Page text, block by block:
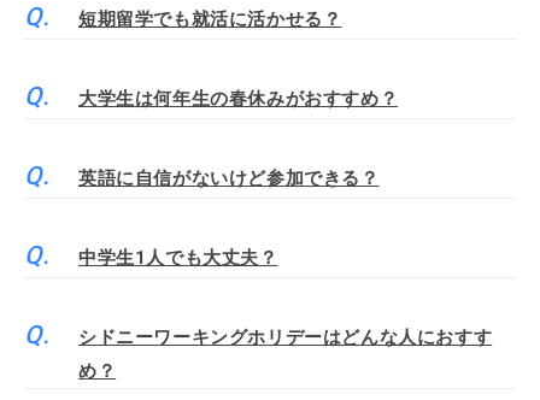
短期留学でも就活に活かせる？
大学生は何年生の春休みがおすすめ？
英語に自信がないけど参加できる？
中学生1人でも大丈夫？
シドニーワーキングホリデーはどんな人におすす
め？